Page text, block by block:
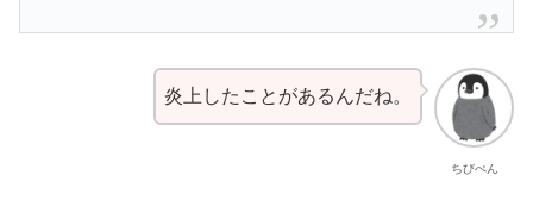
ちびぺん
炎上したことがあるんだね。